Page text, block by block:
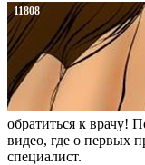
11808
обратиться к врачу!
видео, где о первых
специалист.